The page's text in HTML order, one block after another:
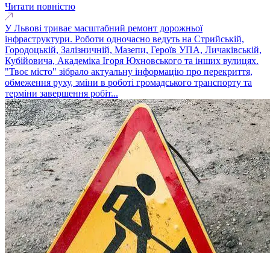
Читати повністю
У Львові триває масштабний ремонт дорожньої
інфраструктури. Роботи одночасно ведуть на Стрийській,
Городоцькій, Залізничній, Мазепи, Героїв УПА, Личаківській,
Кубійовича, Академіка Ігоря Юхновського та інших вулицях.
"Твоє місто" зібрало актуальну інформацію про перекриття,
обмеження руху, зміни в роботі громадського транспорту та
терміни завершення робіт...